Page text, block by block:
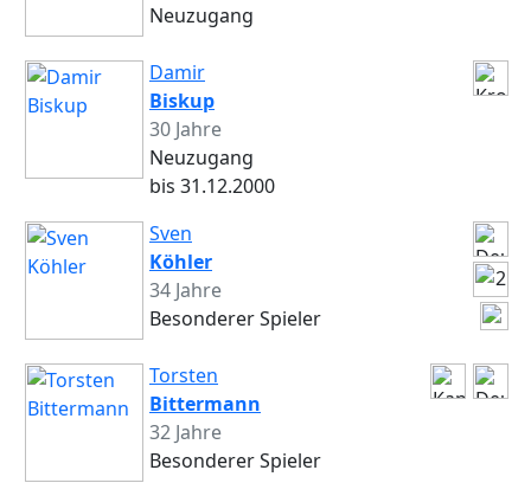
Neuzugang
Damir
Biskup
30 Jahre
Neuzugang
bis 31.12.2000
Sven
Köhler
34 Jahre
Besonderer Spieler
Torsten
Bittermann
32 Jahre
Besonderer Spieler